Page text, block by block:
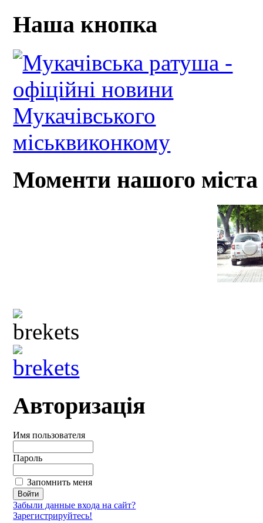
Наша кнопка
Моменти нашого міста
Авторизація
Имя пользователя
Пароль
Запомнить меня
Забыли данные входа на сайт?
Зарегистрируйтесь!